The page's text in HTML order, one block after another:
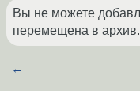
Вы не можете
перемещена в архив.
←